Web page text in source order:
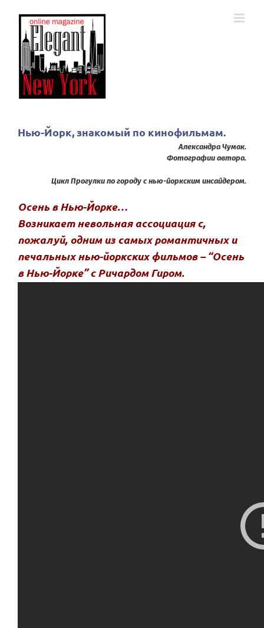
Нью-Йорк, знакомый по кинофильмам.
Александра Чумак.
Фотографии автора.
Цикл Прогулки по городу с нью-йоркским инсайдером.
Осень в Нью-Йорке…
Возникает невольная ассоциация с,
пожалуй, одним из самых романтичных и
печальных нью-йоркских фильмов – “Осень
в Нью-Йорке” с Ричардом Гиром.